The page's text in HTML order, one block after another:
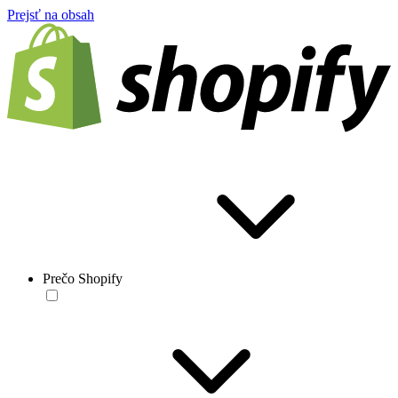
Prejsť na obsah
Prečo Shopify